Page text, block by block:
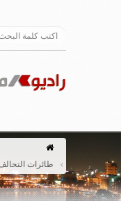
طائرات التحالف تقصف معسكر